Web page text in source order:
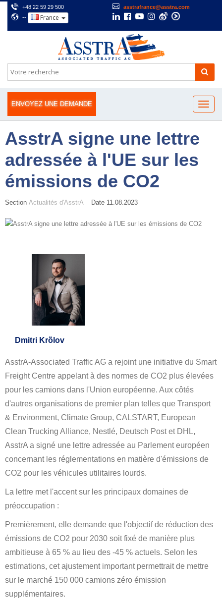
+48 22 59 29 500
asstrafrance@asstra.com
--
France
ENVOYEZ UNE DEMANDE
AsstrA signe une lettre
adressée à l'UE sur les
émissions de CO2
Section Actualités d'AsstrA Date 11.08.2023
Dmitri Krõlov
AsstrA-Associated Traffic AG a rejoint une initiative du Smart
Freight Centre appelant à des normes de CO2 plus élevées
pour les camions dans l'Union européenne. Aux côtés
d'autres organisations de premier plan telles que Transport
& Environment, Climate Group, CALSTART, European
Clean Trucking Alliance, Nestlé, Deutsch Post et DHL,
AsstrA a signé une lettre adressée au Parlement européen
concernant les réglementations en matière d'émissions de
CO2 pour les véhicules utilitaires lourds.
La lettre met l'accent sur les principaux domaines de
préoccupation :
Premièrement, elle demande que l'objectif de réduction des
émissions de CO2 pour 2030 soit fixé de manière plus
ambitieuse à 65 % au lieu des -45 % actuels. Selon les
estimations, cet ajustement important permettrait de mettre
sur le marché 150 000 camions zéro émission
supplémentaires.